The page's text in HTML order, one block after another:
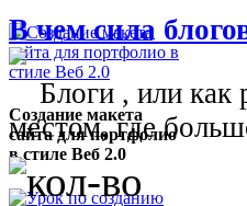
Создание макета
сайта для портфолио
в стиле Веб 2.0
В чем сила
Блоги , или как
местом, где